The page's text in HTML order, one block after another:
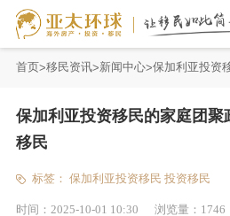
首页 移民资讯 新闻中心
保加利亚投资移民的家庭团聚
移民
标签： 保加利亚投资移民 投资移民
时间： 2025-10-01 10:30 浏览量： 1746